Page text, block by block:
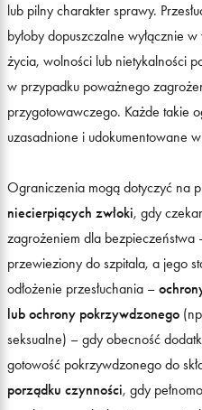
lub pilny charakter sprawy.
byłoby dopuszczalne wyłącznie
życia, wolności lub nietykalności
w przypadku poważnego
przygotowawczego. Każde takie
uzasadnione i udokumentowane
Ograniczenia mogą dotyczyć na
niecierpiących zwłoki, gdy
zagrożeniem dla
przewieziony do szpitala, a jego
odłożenie przesłuchania –
lub ochrony pokrzywdzonego
seksualne) – gdy obecność
gotowość pokrzywdzonego do
porządku czynności, gdy